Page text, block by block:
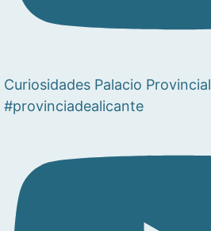
Curiosidades Palacio Provincial
#provinciadealicante